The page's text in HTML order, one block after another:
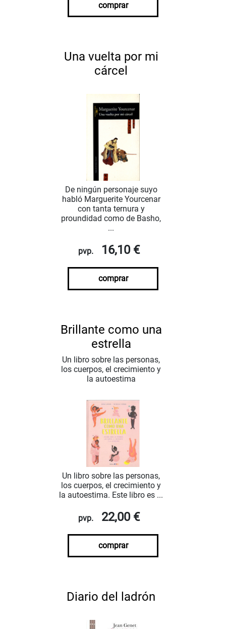
comprar
Una vuelta por mi
cárcel
De ningún personaje suyo
habló Marguerite Yourcenar
con tanta ternura y
proundidad como de Basho,
...
pvp. 16,10 €
comprar
Brillante como una
estrella
Un libro sobre las personas,
los cuerpos, el crecimiento y
la autoestima
Un libro sobre las personas,
los cuerpos, el crecimiento y
la autoestima. Este libro es ...
pvp. 22,00 €
comprar
Diario del ladrón